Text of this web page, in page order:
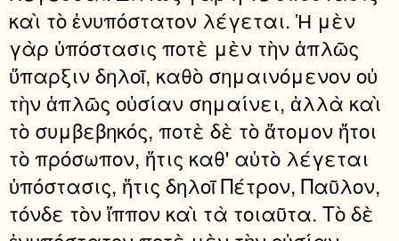
καὶ τὸ ἐνυπόστατον λέγεται. Ἡ μὲν
γὰρ ὑπόστασις ποτὲ μὲν τὴν ἁπλῶς
ὕπαρξιν δηλοῖ, καθὸ σημαινόμενον οὐ
τὴν ἁπλῶς οὐσίαν σημαίνει, ἀλλὰ καὶ
τὸ συμβεβηκός, ποτὲ δὲ τὸ ἄτομον ἤτοι
τὸ πρόσωπον, ἥτις καθ' αὑτὸ λέγεται
ὑπόστασις, ἥτις δηλοῖ Πέτρον, Παῦλον,
τόνδε τὸν ἵππον καὶ τὰ τοιαῦτα. Τὸ δὲ